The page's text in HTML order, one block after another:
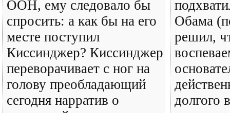
ООН, ему следовало бы
спросить: а как бы на его
месте поступил
Киссинджер? Киссинджер
переворачивает с ног на
голову преобладающий
сегодня нарратив о
Обама
решил,
долгого